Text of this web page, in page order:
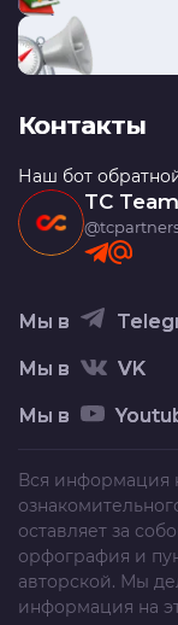
Контакты
Наш бот
TC Team
Мы в
Мы в VK
Мы в
Вся информация
оставляет за
орфография и
авторской. Мы
информация на